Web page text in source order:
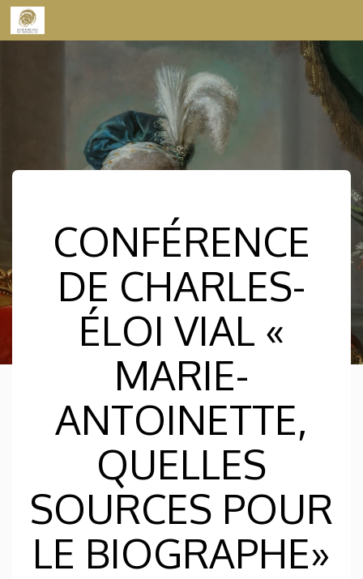
Skip to content
CONFÉRENCE
DE CHARLES-
ÉLOI VIAL «
MARIE-
ANTOINETTE,
QUELLES
SOURCES POUR
LE BIOGRAPHE»